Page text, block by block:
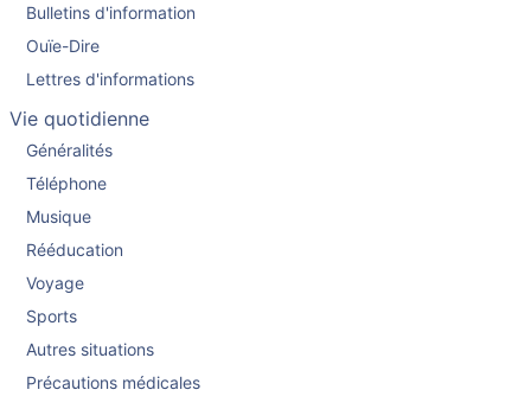
Bulletins d'information
Ouïe-Dire
Lettres d'informations
Vie quotidienne
Généralités
Téléphone
Musique
Rééducation
Voyage
Sports
Autres situations
Précautions médicales